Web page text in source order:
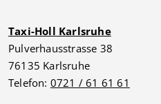
Taxi-Holl Karlsruhe
Pulverhausstrasse 38
76135 Karlsruhe
Telefon: 0721 / 61 61 61